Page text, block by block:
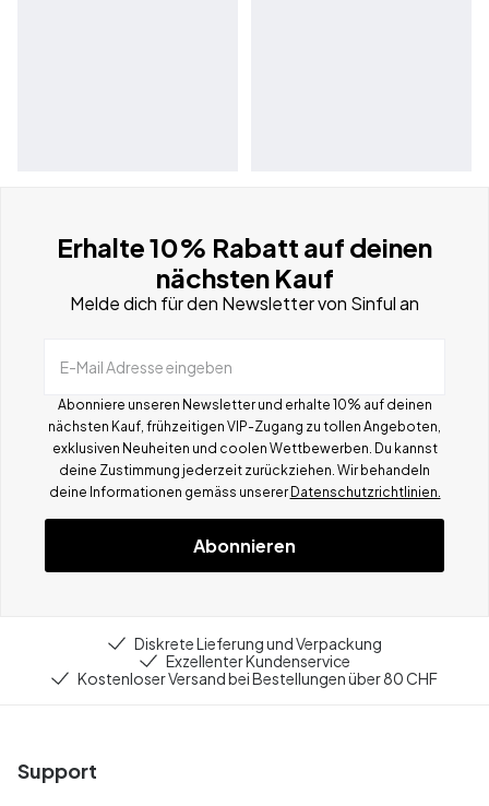
Erhalte 10% Rabatt auf deinen
nächsten Kauf
Melde dich für den Newsletter von Sinful an
E-Mail Adresse eingeben
Abonniere unseren Newsletter und erhalte 10% auf deinen
nächsten Kauf, frühzeitigen VIP-Zugang zu tollen Angeboten,
exklusiven Neuheiten und coolen Wettbewerben. Du kannst
deine Zustimmung jederzeit zurückziehen. Wir behandeln
deine Informationen gemäss unserer Datenschutzrichtlinien.
Abonnieren
Diskrete Lieferung und Verpackung
Exzellenter Kundenservice
Kostenloser Versand bei Bestellungen über 80 CHF
Support